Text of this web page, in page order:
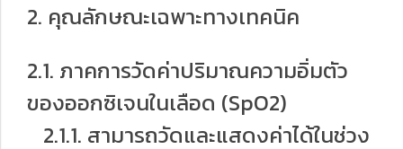
2. คุณลักษณะเฉพาะทางเทคนิค
2.1. ภาคการวัดค่าปริมาณความอิ่มตัว
ของออกซิเจนในเลือด (SpO2)
2.1.1. สามารถวัดและแสดงค่าได้ในช่วง